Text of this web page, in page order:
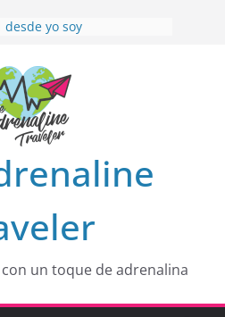
desde yo soy
DEL CACAO: Excelente
AL NATURALSHH !!
de RÍO EL
un toque de adrenalina